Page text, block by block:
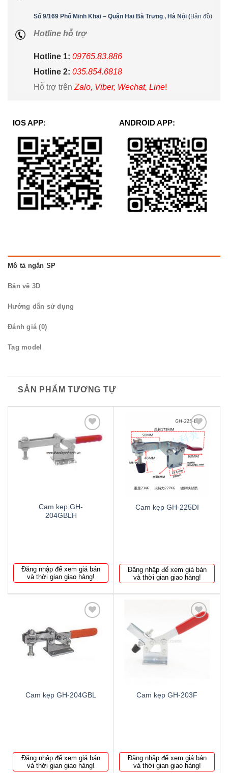
Số 9/169 Phố Minh Khai – Quận Hai Bà Trưng , Hà Nội (Bản đồ)
Hotline hỗ trợ
Hotline 1: 09765.83.886
Hotline 2: 035.854.6818
Hỗ trợ trên Zalo, Viber, Wechat, Line!
IOS APP: ANDROID APP:
Mô tả ngắn SP
Bản vẽ 3D
Hướng dẫn sử dụng
Đánh giá (0)
Tag model
SẢN PHẨM TƯƠNG TỰ
Thêm
Cam kẹp GH-
204GBLH
Đăng nhập để xem giá bán
và thời gian giao hàng!
Thêm
to
wishlist
Cam kẹp GH-225DI
Đăng nhập để xem giá bán
và thời gian giao hàng!
Thêm
Cam kẹp GH-204GBL
Đăng nhập để xem giá bán
và thời gian giao hàng!
Thêm
Cam kẹp GH-203F
Đăng nhập để xem giá bán
và thời gian giao hàng!